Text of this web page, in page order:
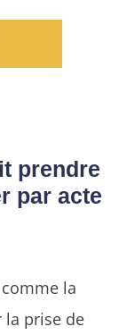
prendre
par acte
la
la prise de